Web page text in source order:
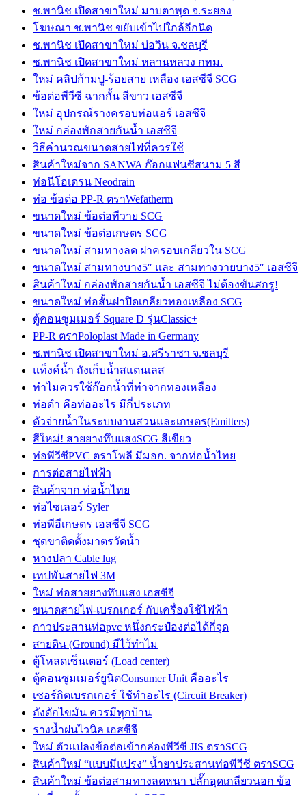
ช.พานิช เปิดสาขาใหม่ มาบตาพุด จ.ระยอง
โฆษณา ช.พานิช ขยับเข้าไปใกล้อีกนิด
ช.พานิช เปิดสาขาใหม่ บ่อวิน จ.ชลบุรี
ช.พานิช เปิดสาขาใหม่ หลานหลวง กทม.
ใหม่ คลิปก้ามปู-ร้อยสาย เหลือง เอสซีจี SCG
ข้อต่อพีวีซี ฉากกั้น สีขาว เอสซีจี
ใหม่ อุปกรณ์รางครอบท่อแอร์ เอสซีจี
ใหม่ กล่องพักสายกันน้ำ เอสซีจี
วิธีคำนวณขนาดสายไฟที่ควรใช้
สินค้าใหม่จาก SANWA ก๊อกแฟนซีสนาม 5 สี
ท่อนีโอเดรน Neodrain
ท่อ ข้อต่อ PP-R ตราWefatherm
ขนาดใหม่ ข้อต่อทีวาย SCG
ขนาดใหม่ ข้อต่อเกษตร SCG
ขนาดใหม่ สามทางลด ฝาครอบเกลียวใน SCG
ขนาดใหม่ สามทางบาง5″ และ สามทางวายบาง5″ เอสซีจี
สินค้าใหม่ กล่องพักสายกันน้ำ เอสซีจี ไม่ต้องขันสกรู!
ขนาดใหม่ ท่อสั้นฝาปิดเกลียวทองเหลือง SCG
ตู้คอนซูมเมอร์ Square D รุ่นClassic+
PP-R ตราPoloplast Made in Germany
ช.พานิช เปิดสาขาใหม่ อ.ศรีราชา จ.ชลบุรี
แท็งค์น้ำ ถังเก็บน้ำสแตนเลส
ทำไมควรใช้ก๊อกน้ำที่ทำจากทองเหลือง
ท่อดำ คือท่ออะไร มีกี่ประเภท
ตัวจ่ายน้ำในระบบงานสวนและเกษตร(Emitters)
สีใหม่! สายยางทึบแสงSCG สีเขียว
ท่อพีวีซีPVC ตราโพลี มีมอก. จากท่อน้ำไทย
การต่อสายไฟฟ้า
สินค้าจาก ท่อน้ำไทย
ท่อไซเลอร์ Syler
ท่อพีอีเกษตร เอสซีจี SCG
ชุดขาติดตั้งมาตรวัดน้ำ
หางปลา Cable lug
เทปพันสายไฟ 3M
ใหม่ ท่อสายยางทึบแสง เอสซีจี
ขนาดสายไฟ-เบรกเกอร์ กับเครื่องใช้ไฟฟ้า
กาวประสานท่อpvc หนึ่งกระป๋องต่อได้กี่จุด
สายดิน (Ground) มีไว้ทำไม
ตู้โหลดเซ็นเตอร์ (Load center)
ตู้คอนซูมเมอร์ยูนิตConsumer Unit คืออะไร
เซอร์กิตเบรกเกอร์ ใช้ทำอะไร (Circuit Breaker)
ถังดักไขมัน ควรมีทุกบ้าน
รางน้ำฝนไวนิล เอสซีจี
ใหม่ ตัวแปลงข้อต่อเข้ากล่องพีวีซี JIS ตราSCG
สินค้าใหม่ “แบบมีแปรง” น้ำยาประสานท่อพีวีซี ตราSCG
สินค้าใหม่ ข้อต่อสามทางลดหนา ปลั๊กอุดเกลียวนอก ข้อ